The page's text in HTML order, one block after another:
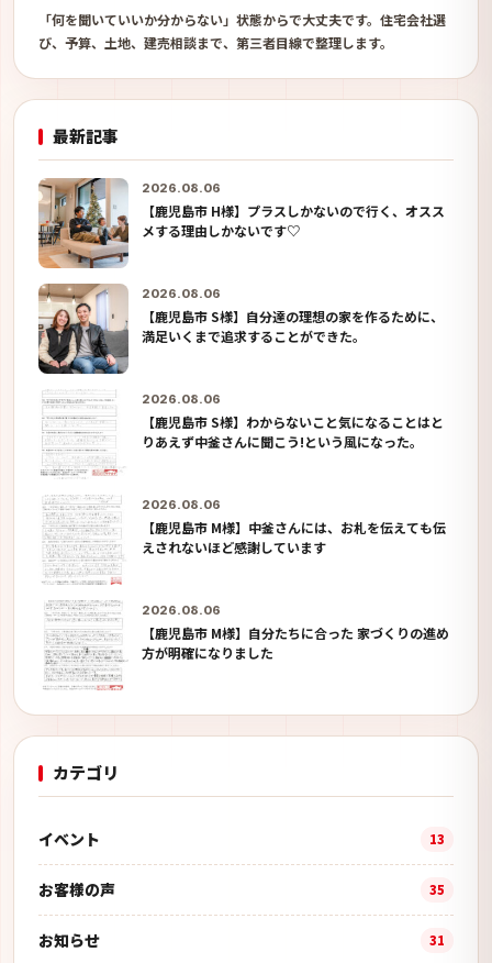
「何を聞いていいか分からない」状態からで大丈夫です。住宅会社選
び、予算、土地、建売相談まで、第三者目線で整理します。
最新記事
2026.08.06
【鹿児島市 H様】プラスしかないので行く、オスス
メする理由しかないです♡
2026.08.06
【鹿児島市 S様】自分達の理想の家を作るために、
満足いくまで追求することができた。
2026.08.06
【鹿児島市 S様】わからないこと気になることはと
りあえず中釜さんに聞こう!という風になった。
2026.08.06
【鹿児島市 M様】中釜さんには、お札を伝えても伝
えされないほど感謝しています
2026.08.06
【鹿児島市 M様】自分たちに合った 家づくりの進め
方が明確になりました
カテゴリ
イベント 13
お客様の声 35
お知らせ 31